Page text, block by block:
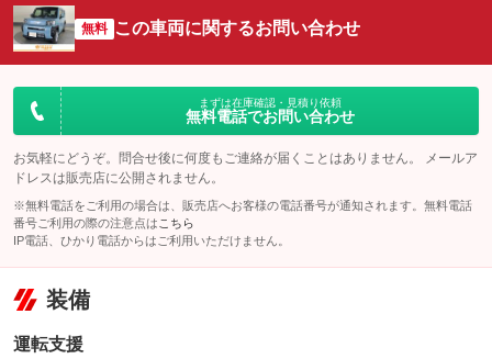
無料 この車両に関するお問い合わせ
まずは在庫確認・見積り依頼
無料電話でお問い合わせ
お気軽にどうぞ。問合せ後に何度もご連絡が届くことはありません。 メールア
ドレスは販売店に公開されません。
※無料電話をご利用の場合は、販売店へお客様の電話番号が通知されます。無料電話
番号ご利用の際の注意点は こちら
IP電話、ひかり電話からはご利用いただけません。
装備
運転支援